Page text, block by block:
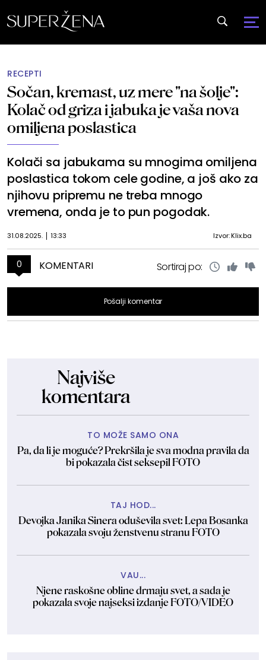
RECEPTI
Sočan, kremast, uz mere "na šolje":
Kolač od griza i jabuka je vaša nova
omiljena poslastica
Kolači sa jabukama su mnogima omiljena
poslastica tokom cele godine, a još ako za
njihovu pripremu ne treba mnogo
vremena, onda je to pun pogodak.
31.08.2025. 13:33 Izvor: Klix.ba
0 KOMENTARI Sortiraj po:
Pošalji komentar
Najviše
komentara
TO MOŽE SAMO ONA
Pa, da li je moguće? Prekršila je sva modna pravila da
bi pokazala čist seksepil FOTO
TAJ HOD...
Devojka Janika Sinera oduševila svet: Lepa Bosanka
pokazala svoju ženstvenu stranu FOTO
VAU...
Njene raskošne obline drmaju svet, a sada je
pokazala svoje najseksi izdanje FOTO/VIDEO